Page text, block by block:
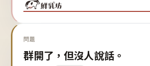
問題
群開了，但沒人說話。